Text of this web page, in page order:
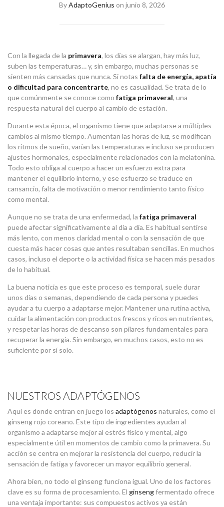
ByAdaptoGenius on junio 8, 2026
Con la llegada de la primavera, los días se alargan, hay más luz,
suben las temperaturas… y, sin embargo, muchas personas se
sienten más cansadas que nunca. Si notas falta de energía, apatía
o dificultad para concentrarte, no es casualidad. Se trata de lo
que comúnmente se conoce como fatiga primaveral, una
respuesta natural del cuerpo al cambio de estación.
Durante esta época, el organismo tiene que adaptarse a múltiples
cambios al mismo tiempo. Aumentan las horas de luz, se modifican
los ritmos de sueño, varían las temperaturas e incluso se producen
ajustes hormonales, especialmente relacionados con la melatonina.
Todo esto obliga al cuerpo a hacer un esfuerzo extra para
mantener el equilibrio interno, y ese esfuerzo se traduce en
cansancio, falta de motivación o menor rendimiento tanto físico
como mental.
Aunque no se trata de una enfermedad, la fatiga primaveral
puede afectar significativamente al día a día. Es habitual sentirse
más lento, con menos claridad mental o con la sensación de que
cuesta más hacer cosas que antes resultaban sencillas. En muchos
casos, incluso el deporte o la actividad física se hacen más pesados
de lo habitual.
La buena noticia es que este proceso es temporal, suele durar
unos días o semanas, dependiendo de cada persona y puedes
ayudar a tu cuerpo a adaptarse mejor. Mantener una rutina activa,
cuidar la alimentación con productos frescos y ricos en nutrientes,
y respetar las horas de descanso son pilares fundamentales para
recuperar la energía. Sin embargo, en muchos casos, esto no es
suficiente por sí solo.
NUESTROS ADAPTÓGENOS
Aquí es donde entran en juego los adaptógenos naturales, como el
ginseng rojo coreano. Este tipo de ingredientes ayudan al
organismo a adaptarse mejor al estrés físico y mental, algo
especialmente útil en momentos de cambio como la primavera. Su
acción se centra en mejorar la resistencia del cuerpo, reducir la
sensación de fatiga y favorecer un mayor equilibrio general.
Ahora bien, no todo el ginseng funciona igual. Uno de los factores
clave es su forma de procesamiento. El ginsengfermentado ofrece
una ventaja importante: sus compuestos activos ya están